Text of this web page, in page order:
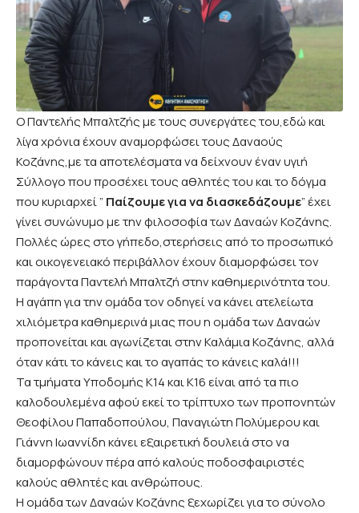
Ο Παντελής Μπαλτζής με τους συνεργάτες του,εδώ και
λίγα χρόνια έχουν αναμορφώσει τους Δαναούς
Κοζάνης,με τα αποτελέσματα να δείχνουν έναν υγιή
Σύλλογο που προσέχει τους αθλητές του και το δόγμα
που κυριαρχεί ” Παίζουμε για να διασκεδάζουμε” έχει
γίνει συνώνυμο με την φιλοσοφία των Δαναών Κοζάνης.
Πολλές ώρες στο γήπεδο,στερήσεις από το προσωπικό
και οικογενειακό περιβάλλον έχουν διαμορφώσει τον
παράγοντα Παντελή Μπαλτζή στην καθημερινότητα του.
Η αγάπη για την ομάδα τον οδηγεί να κάνει ατελείωτα
χιλιόμετρα καθημερινά μιας που η ομάδα των Δαναών
προπονείται και αγωνίζεται στην Καλάμια Κοζάνης, αλλά
όταν κάτι το κάνεις και το αγαπάς το κάνεις καλά!!!
Τα τμήματα Υποδομής Κ14 και Κ16 είναι από τα πιο
καλοδουλεμένα αφού εκεί το τρίπτυχο των προπονητών
Θεοφίλου Παπαδοπούλου, Παναγιώτη Πολύμερου και
Γιάννη Ιωαννίδη κάνει εξαιρετική δουλειά στο να
διαμορφώνουν πέρα από καλούς ποδοσφαιριστές
καλούς αθλητές και ανθρώπους.
Η ομάδα των Δαναών Κοζάνης ξεχωρίζει για το σύνολο